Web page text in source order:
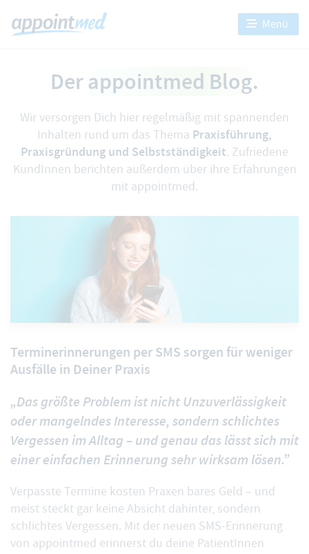
Menü
Derappointmed Blog.
Wir versorgen Dich hier regelmäßig mit spannenden
Inhalten rund um das Thema Praxisführung,
Praxisgründung und Selbstständigkeit. Zufriedene
KundInnen berichten außerdem über ihre Erfahrungen
mit appointmed.
Terminerinnerungen per SMS sorgen für weniger
Ausfälle in Deiner Praxis
„Das größte Problem ist nicht Unzuverlässigkeit
oder mangelndes Interesse, sondern schlichtes
Vergessen im Alltag – und genau das lässt sich mit
einer einfachen Erinnerung sehr wirksam lösen.”
Verpasste Termine kosten Praxen bares Geld – und
meist steckt gar keine Absicht dahinter, sondern
schlichtes Vergessen. Mit der neuen SMS-Erinnerung
von appointmed erinnerst du deine PatientInnen